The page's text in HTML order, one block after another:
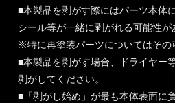
■本製品を剥がす際にはパーツ本体
シール等が一緒に剥がれる可能性が
※特に再塗装パーツについてはその
■本製品を剥がす場合、ドライヤー
剥がしてください。
■「剥がし始め」が最も本体表面に